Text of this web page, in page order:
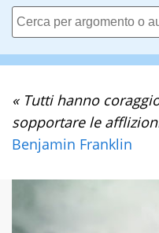
« Tutti hanno
sopportare le
Benjamin Franklin